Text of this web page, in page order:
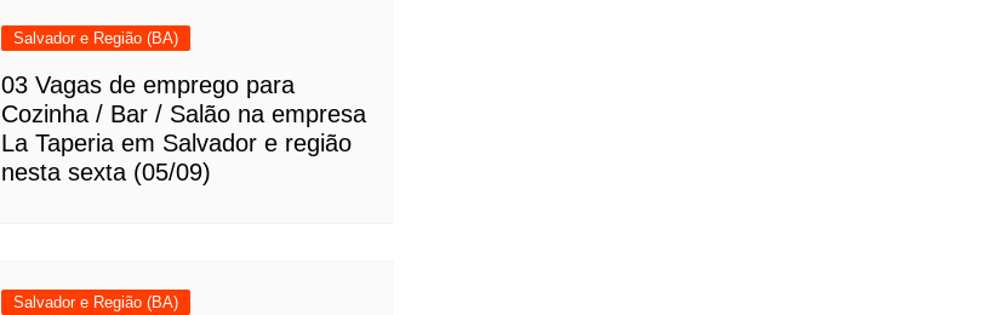
Salvador e Região (BA)
03 Vagas de emprego para
Cozinha / Bar / Salão na empresa
La Taperia em Salvador e região
nesta sexta (05/09)
Salvador e Região (BA)